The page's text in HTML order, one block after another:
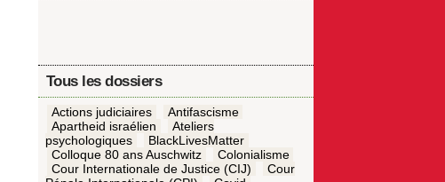
Tous les dossiers
Actions judiciaires
Antifascisme
Apartheid israélien
Ateliers
psychologiques
BlackLivesMatter
Colloque 80 ans Auschwitz
Colonialisme
Cour Internationale de Justice (CIJ)
Cour